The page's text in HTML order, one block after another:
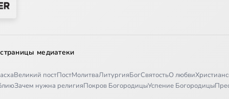
космизма ч.1 (Федоров)
космизма ч.2 (Циолковский, Вернадский)
медиатеки
Великий постПостМолитваЛитургияБогСвятостьО любви
Зачем нужна религияПокров БогородицыУспение Богородицы